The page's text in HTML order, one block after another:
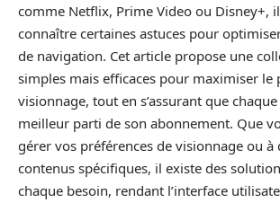
comme Netflix, Prime Video ou Disney+,
connaître certaines astuces pour
de navigation. Cet article propose une
simples mais efficaces pour maximiser le
visionnage, tout en s’assurant que
meilleur parti de son abonnement. Que
gérer vos préférences de visionnage ou à
contenus spécifiques, il existe des
chaque besoin, rendant l’interface